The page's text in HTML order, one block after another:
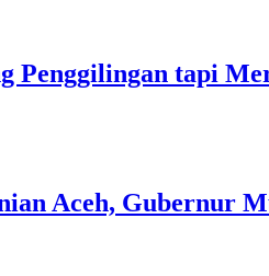
Penggilingan tapi
Aceh, Gubernur